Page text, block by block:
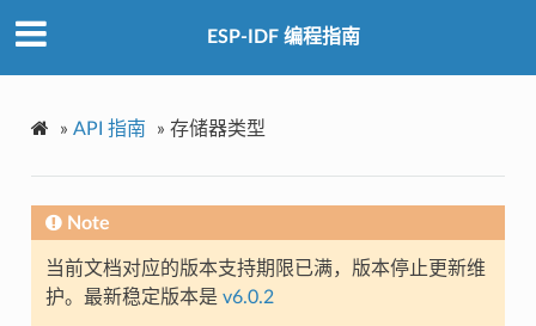
ESP-IDF 编程指南
» API 指南 » 存储器类型
Note
当前文档对应的版本支持期限已满，版本停止更新维
护。最新稳定版本是 v6.0.2